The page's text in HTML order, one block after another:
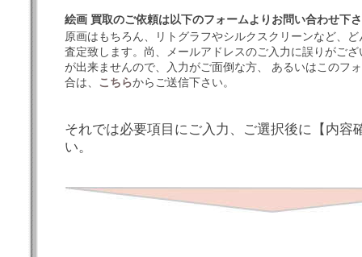
絵画 買取のご依頼は以下のフォームよりお問い合わせ下
原画はもちろん、リトグラフやシルクスクリーンなど、
査定致します。尚、メールアドレスのご入力に誤りがご
が出来ませんので、入力がご面倒な方、 あるいはこのフ
合は、 こちらからご送信下さい。
それでは必要項目にご入力、ご選択後に【内容
い。